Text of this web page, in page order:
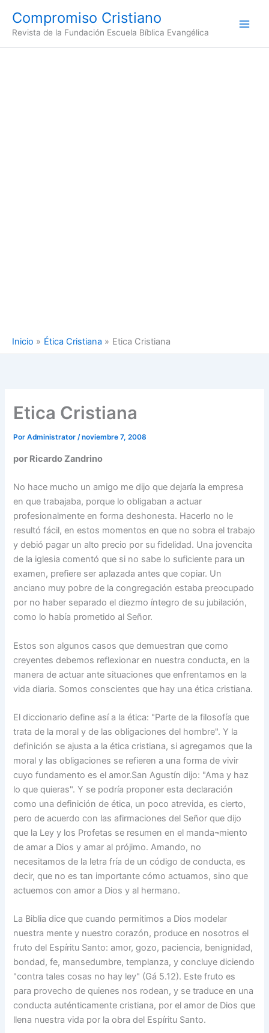
contenido
Compromiso Cristiano
Revista de la Fundación Escuela Bíblica Evangélica
Inicio Ética Cristiana Etica Cristiana
Etica Cristiana
PorAdministrator/noviembre 7, 2008
por Ricardo Zandrino
No hace mucho un amigo me dijo que dejaría la empresa
en que trabajaba, porque lo obligaban a actuar
profesionalmente en forma deshonesta. Hacerlo no le
resultó fácil, en estos momentos en que no sobra el trabajo
y debió pagar un alto precio por su fidelidad. Una jovencita
de la iglesia comentó que si no sabe lo suficiente para un
examen, prefiere ser aplazada antes que copiar. Un
anciano muy pobre de la congregación estaba preocupado
por no haber separado el diezmo íntegro de su jubilación,
como lo había prometido al Señor.
Estos son algunos casos que demuestran que como
creyentes debemos reflexionar en nuestra conducta, en la
manera de actuar ante situaciones que enfrentamos en la
vida diaria. Somos conscientes que hay una ética cristiana.
El diccionario define así a la ética: "Parte de la filosofía que
trata de la moral y de las obligaciones del hombre". Y la
definición se ajusta a la ética cristiana, si agregamos que la
moral y las obligaciones se refieren a una forma de vivir
cuyo fundamento es el amor.San Agustín dijo: "Ama y haz
lo que quieras". Y se podría proponer esta declaración
como una definición de ética, un poco atrevida, es cierto,
pero de acuerdo con las afirmaciones del Señor que dijo
que la Ley y los Profetas se resumen en el manda¬miento
de amar a Dios y amar al prójimo. Amando, no
necesitamos de la letra fría de un código de conducta, es
decir, que no es tan importante cómo actuamos, sino que
actuemos con amor a Dios y al hermano.
La Biblia dice que cuando permitimos a Dios modelar
nuestra mente y nuestro corazón, produce en nosotros el
fruto del Espíritu Santo: amor, gozo, paciencia, benignidad,
bondad, fe, mansedumbre, templanza, y concluye diciendo
"contra tales cosas no hay ley" (Gá 5.12). Este fruto es
para provecho de quienes nos rodean, y se traduce en una
conducta auténticamente cristiana, por el amor de Dios que
llena nuestra vida por la obra del Espíritu Santo.